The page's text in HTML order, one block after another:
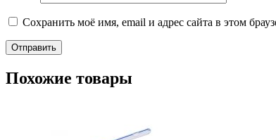
Сохранить моё имя, email и адрес сайта в этом
Похожие товары